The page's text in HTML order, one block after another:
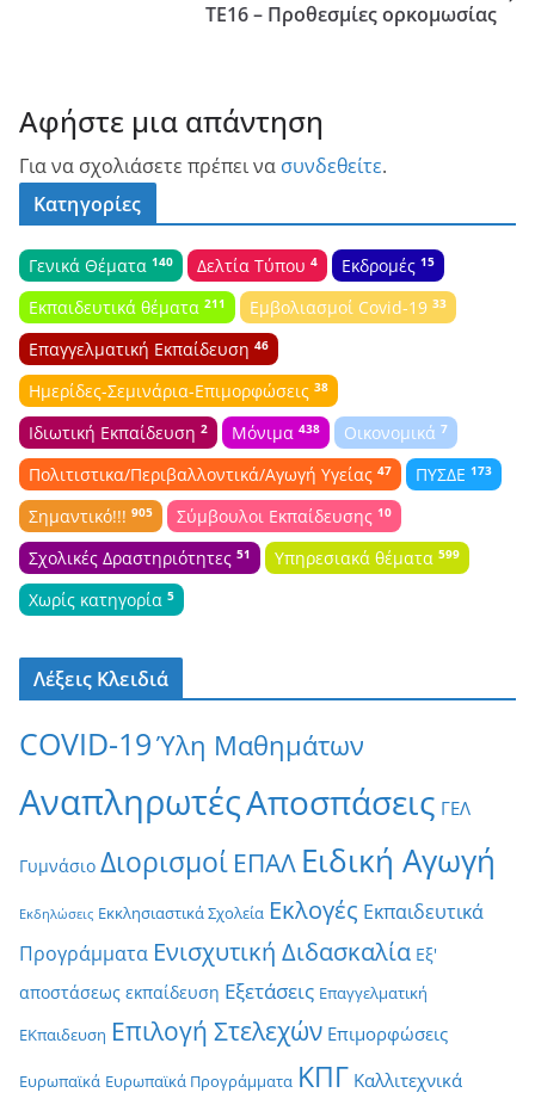
ΤΕ16 – Προθεσμίες ορκομωσίας
Αφήστε μια απάντηση
Για να σχολιάσετε πρέπει να συνδεθείτε.
Κατηγορίες
Γενικά Θέματα 140 Δελτία Τύπου 4 Εκδρομές 15
Εκπαιδευτικά θέματα 211 Εμβολιασμοί Covid-19 33
Επαγγελματική Εκπαίδευση 46
Ημερίδες-Σεμινάρια-Επιμορφώσεις 38
Ιδιωτική Εκπαίδευση 2 Μόνιμα 438 Οικονομικά 7
Πολιτιστικα/Περιβαλλοντικά/Αγωγή Υγείας 47 ΠΥΣΔΕ 173
Σημαντικό!!! 905 Σύμβουλοι Εκπαίδευσης 10
Σχολικές Δραστηριότητες 51 Υπηρεσιακά θέματα 599
Χωρίς κατηγορία 5
Λέξεις Κλειδιά
COVID-19Ύλη Μαθημάτων
ΑναπληρωτέςΑποσπάσεις ΓΕΛ
Γυμνάσιο Διορισμοί ΕΠΑΛ Ειδική Αγωγή
Εκδηλώσεις Εκκλησιαστικά Σχολεία Εκλογές Εκπαιδευτικά
Προγράμματα Ενισχυτική Διδασκαλία Εξ'
αποστάσεως εκπαίδευση Εξετάσεις Επαγγελματική
ΕΚπαιδευση Επιλογή Στελεχών Επιμορφώσεις
Ευρωπαϊκά Ευρωπαϊκά Προγράμματα ΚΠΓ Καλλιτεχνικά